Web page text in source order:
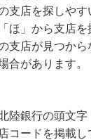
支店を探しやす
ほ」から支店
支店が見つか
合があります。
陸銀行の頭文
コードを掲載し